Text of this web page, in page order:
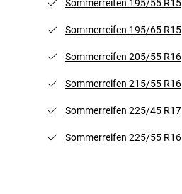
Sommerreifen 195/55 R15
Sommerreifen 195/65 R15
Sommerreifen 205/55 R16
Sommerreifen 215/55 R16
Sommerreifen 225/45 R17
Sommerreifen 225/55 R16